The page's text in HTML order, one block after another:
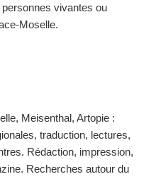
vivantes ou
Moselle.
Meisenthal, Artopie :
traduction, lectures,
Rédaction, impression,
Recherches autour du